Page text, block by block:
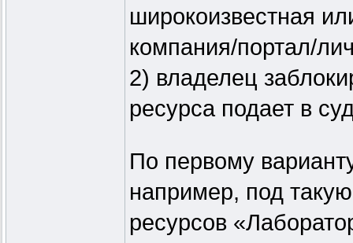
широкоизвестная
компания/портал/
2) владелец
ресурса подает в
По первому
например, под
ресурсов